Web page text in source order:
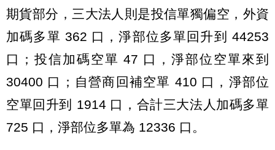
期貨部分，三大法人則是投信單獨偏空，外資
加碼多單 362 口，淨部位多單回升到 44253
口；投信加碼空單 47 口，淨部位空單來到
30400 口；自營商回補空單 410 口，淨部位
空單回升到 1914 口，合計三大法人加碼多單
725 口，淨部位多單為 12336 口。